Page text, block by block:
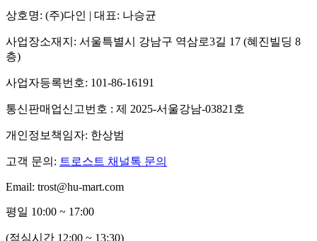
상호명: (주)다인 | 대표: 나승균
사업장소재지: 서울특별시 강남구 역삼로3길 17 (혜진빌딩 8
층)
사업자등록번호: 101-86-16191
통신판매업신고번호 : 제 2025-서울강남-03821호
개인정보책임자: 한상범
고객 문의: 트로스트 채널톡 문의
Email: trost@hu-mart.com
평일 10:00 ~ 17:00
(점심시간 12:00 ~ 13:30)